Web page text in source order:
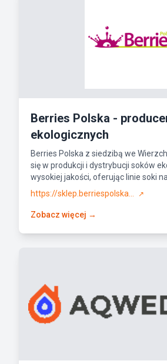
Berries Polska -
ekologicznych
Berries Polska z siedzibą we
się w produkcji i dystrybucji soków
wysokiej jakości, oferując linie soki
https://sklep.berriespolska...
↗
Zobacz więcej →